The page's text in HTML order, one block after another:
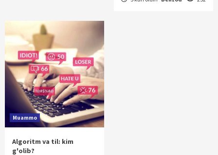
Muammo
Algoritm va til: kim
g'olib?